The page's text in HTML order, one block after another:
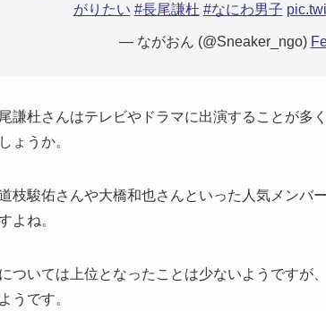
がりたい #長尾謙杜 #なにわ男子
— ながおん (@Sneaker_ngo)
謙杜さんはテレビやドラマに出演することが多
ょうか。
枝駿佑さんや大橋和也さんといった人気メンバ
よね。
ついては上位となったことは少ないようですが
うです。